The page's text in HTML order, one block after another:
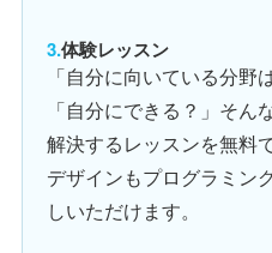
体験レッスン
「自分に向いている分野
「自分にできる？」そん
解決するレッスンを無料で
デザインもプログラミン
しいただけます。